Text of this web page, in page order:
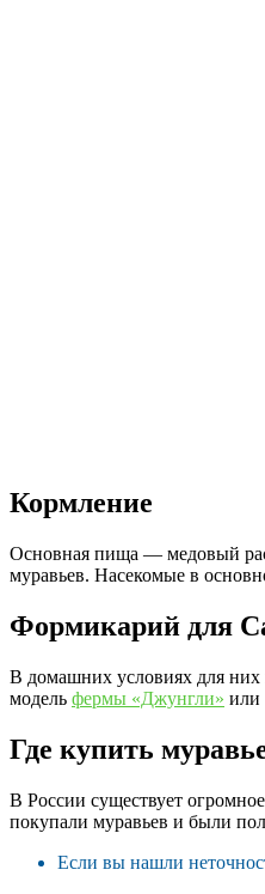
Кормление
Основная пища — медовый
муравьев. Насекомые в
Формикарий для
В домашних условиях для
модель фермы «Джунгли» или
Где купить
В России существует
покупали муравьев и были
Если вы нашли